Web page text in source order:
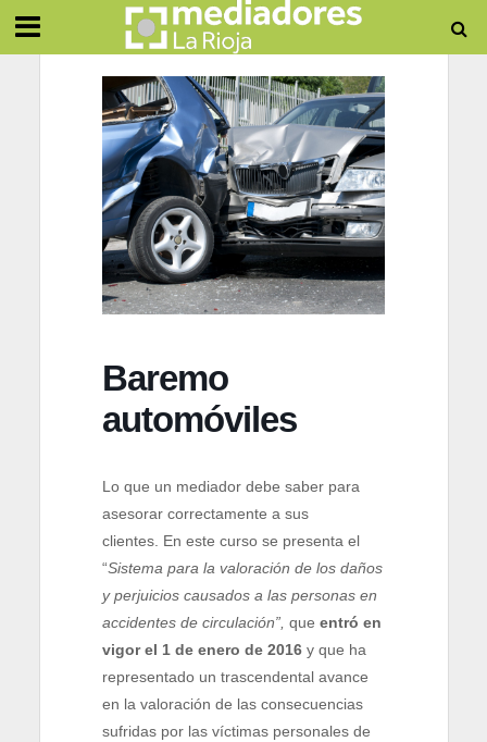
Baremo
automóviles
Lo que un mediador debe saber para
asesorar correctamente a sus
clientes. En este curso se presenta el
“Sistema para la valoración de los daños
y perjuicios causados a las personas en
accidentes de circulación”, que entró en
vigor el 1 de enero de 2016 y que ha
representado un trascendental avance
en la valoración de las consecuencias
sufridas por las víctimas personales de